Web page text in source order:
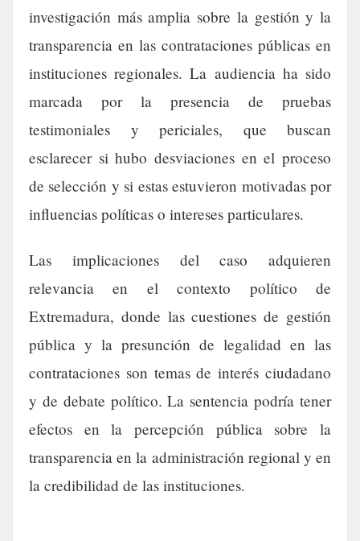
investigación más amplia sobre la gestión y la
transparencia en las contrataciones públicas en
instituciones regionales. La audiencia ha sido
marcada por la presencia de pruebas
testimoniales y periciales, que buscan
esclarecer si hubo desviaciones en el proceso
de selección y si estas estuvieron motivadas por
influencias políticas o intereses particulares.
Las implicaciones del caso adquieren
relevancia en el contexto político de
Extremadura, donde las cuestiones de gestión
pública y la presunción de legalidad en las
contrataciones son temas de interés ciudadano
y de debate político. La sentencia podría tener
efectos en la percepción pública sobre la
transparencia en la administración regional y en
la credibilidad de las instituciones.